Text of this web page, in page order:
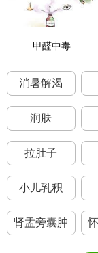
甲醛中毒
消暑解渴
润肤
拉肚子
小儿乳积
肾盂旁囊肿